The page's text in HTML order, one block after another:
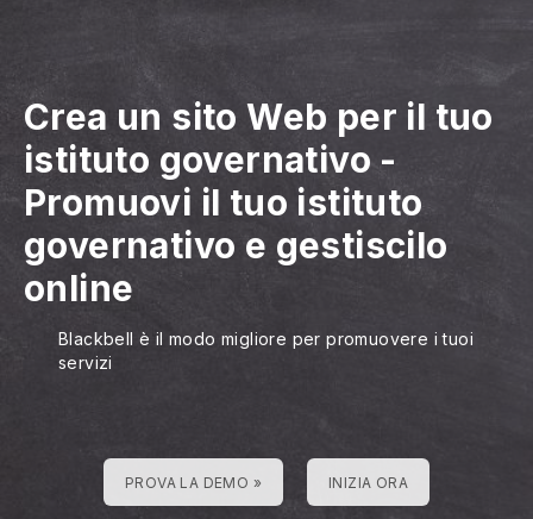
Crea un sito Web per il tuo
istituto governativo-
Promuovi il tuo istituto
governativo e gestiscilo
online
Blackbell è il modo migliore per promuovere i tuoi
servizi
PROVA LA DEMO » INIZIA ORA